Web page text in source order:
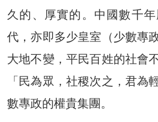
久的、厚實的。中國數千
代，亦即多少皇室（少數專
大地不變，平民百姓的社會
「民為眾，社稷次之，君為
數專政的權貴集團。